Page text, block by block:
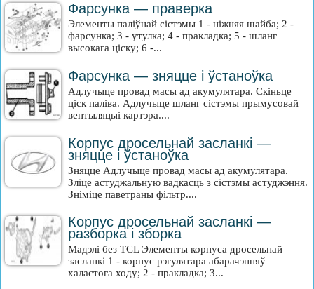
Фарсунка — праверка
Элементы паліўнай сістэмы 1 - ніжняя шайба; 2 -
фарсунка; 3 - утулка; 4 - пракладка; 5 - шланг
высокага ціску; 6 -...
Фарсунка — зняцце і ўстаноўка
Адлучыце провад масы ад акумулятара. Скіньце
ціск паліва. Адлучыце шланг сістэмы прымусовай
вентыляцыі картэра....
Корпус дросельнай засланкі —
зняцце і ўстаноўка
Зняцце Адлучыце провад масы ад акумулятара.
Зліце астуджальную вадкасць з сістэмы астуджэння.
Зніміце паветраны фільтр....
Корпус дросельнай засланкі —
разборка і зборка
Мадэлі без TCL Элементы корпуса дросельнай
засланкі 1 - корпус рэгулятара абарачэнняў
халастога ходу; 2 - пракладка; 3...